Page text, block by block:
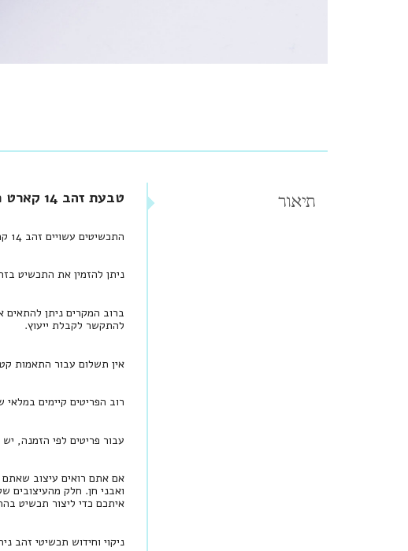
תיאור טבעת זהב 14 קארט כדורים משובצת רובינים
התכשיטים עשויים זהב 14 קראט וחלקם הקטן מכסף משובצים באבני חן
ניתן להזמין את התכשיט בזהב 18 קראט ובשיבוץ של אבן חן
ברוב המקרים ניתן
להתקשר לקבלת ייעוץ.
אין תשלום עבור התאמות
רוב הפריטים קיימים במלאי
עבור פריטים לפי הזמנה, יש להמתין בין 2-4 שבועות לתהליך היצירה,
אם אתם רואים עיצוב שאתם
ואבני חן. חלק מהעיצובים
איתכם כדי ליצור תכשיט
ניקוי וחידוש תכשיטי זהב